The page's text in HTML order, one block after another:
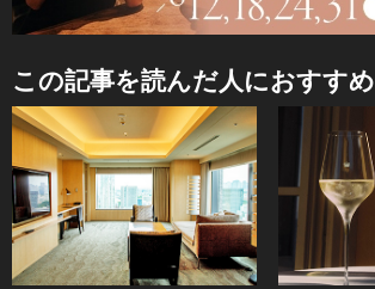
この記事を読んだ人におすすめ